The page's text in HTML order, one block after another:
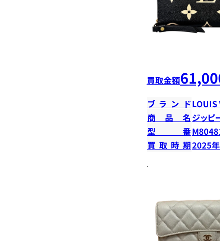
買取金額
ブランドLOUIS
商品名 ジッピ
型番
買取時期2025